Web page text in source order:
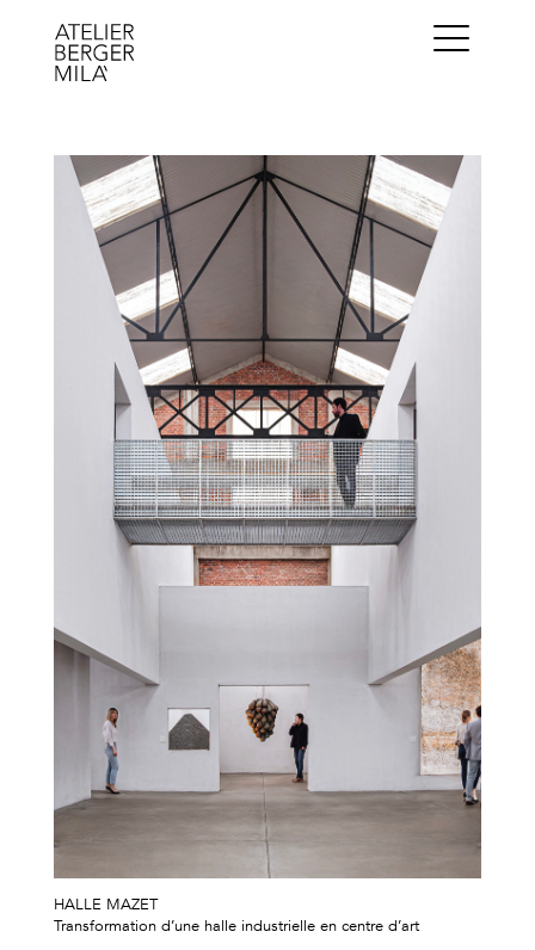
HALLE MAZET
Transformation d’une halle industrielle en centre d’art